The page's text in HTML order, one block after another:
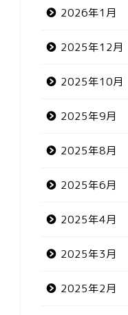
2026年1月
2025年12月
2025年10月
2025年9月
2025年8月
2025年6月
2025年4月
2025年3月
2025年2月